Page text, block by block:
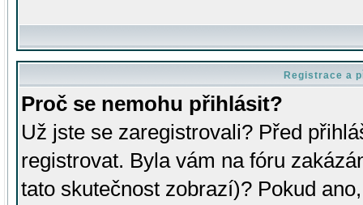
Registrace a
Proč se nemohu přihlásit?
Už jste se zaregistrovali? Před
registrovat. Byla vám na fóru
tato skutečnost zobrazí)? Pokud